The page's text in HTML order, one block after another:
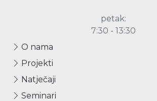
petak:
7:30 - 13:30
O nama
Projekti
Natječaji
Seminari